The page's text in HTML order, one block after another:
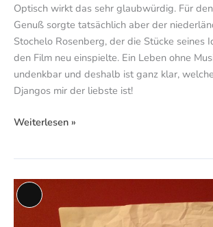
Optisch wirkt das sehr glaubwürdig. Für
Genuß sorgte tatsächlich aber der
Stochelo Rosenberg, der die Stücke seines
den Film neu einspielte. Ein Leben ohne
undenkbar und deshalb ist ganz klar,
Djangos mir der liebste ist!
Weiterlesen »
Lange
Beschreibung
Mängelexemplar